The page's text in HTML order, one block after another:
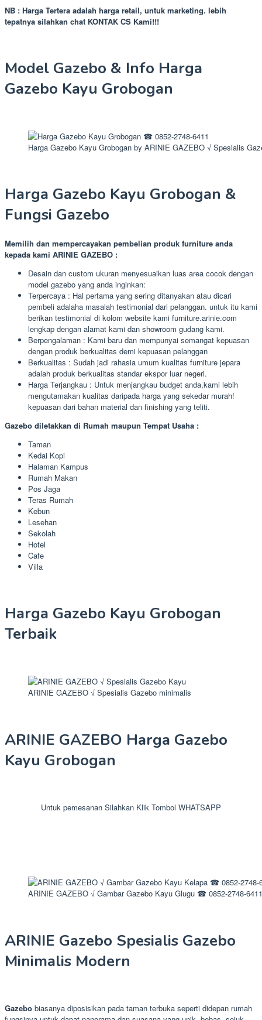
NB : Harga Tertera adalah harga retail, untuk marketing. lebih
tepatnya silahkan chat KONTAK CS Kami!!!
Model Gazebo & Info Harga
Gazebo Kayu Grobogan
Harga Gazebo Kayu Grobogan by ARINIE GAZEBO √ Spesialis
Harga Gazebo Kayu Grobogan &
Fungsi Gazebo
Memilih dan mempercayakan pembelian produk furniture anda
kepada kami ARINIE GAZEBO :
Desain dan custom ukuran menyesuaikan luas area cocok dengan
model gazebo yang anda inginkan:
Terpercaya : Hal pertama yang sering ditanyakan atau dicari
pembeli adalaha masalah testimonial dari pelanggan. untuk itu kami
berikan testimonial di kolom website kami furniture.arinie.com
lengkap dengan alamat kami dan showroom gudang kami.
Berpengalaman : Kami baru dan mempunyai semangat kepuasan
dengan produk berkualitas demi kepuasan pelanggan
Berkualitas : Sudah jadi rahasia umum kualitas furniture jepara
adalah produk berkualitas standar ekspor luar negeri.
Harga Terjangkau : Untuk menjangkau budget anda,kami lebih
mengutamakan kualitas daripada harga yang sekedar murah!
kepuasan dari bahan material dan finishing yang teliti.
Gazebo diletakkan di Rumah maupun Tempat Usaha :
Taman
Kedai Kopi
Halaman Kampus
Rumah Makan
Pos Jaga
Teras Rumah
Kebun
Lesehan
Sekolah
Hotel
Cafe
Villa
Harga Gazebo Kayu Grobogan
Terbaik
ARINIE GAZEBO √ Spesialis Gazebo minimalis
ARINIE GAZEBO Harga Gazebo
Kayu Grobogan
Untuk pemesanan Silahkan Klik Tombol WHATSAPP
ARINIE GAZEBO √ Gambar Gazebo Kayu Glugu ☎ 0852-2748-6411
ARINIE Gazebo Spesialis Gazebo
Minimalis Modern
Gazebo biasanya diposisikan pada taman terbuka seperti didepan rumah